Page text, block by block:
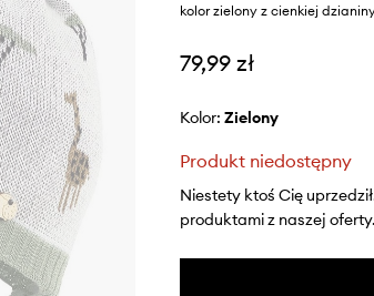
kolor zielony z cienkiej
79,99 zł
Kolor: zielony
Produkt niedostępny
Niestety ktoś Cię
produktami z naszej oferty.